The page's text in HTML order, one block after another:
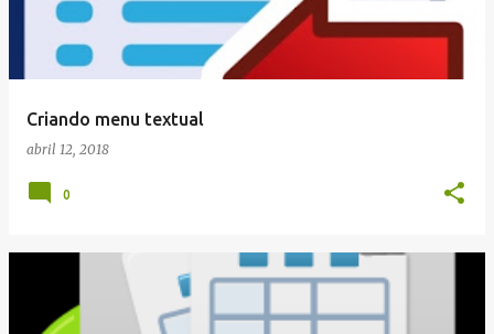
Criando menu textual
abril 12, 2018
0